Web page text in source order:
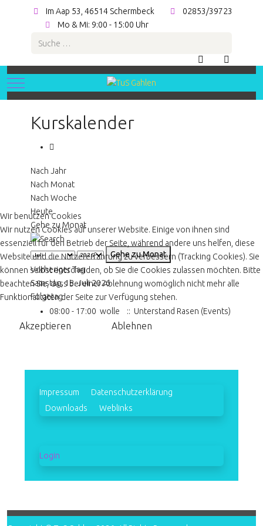
Im Aap 53, 46514 Schermbeck
02853/39723
Mo & Mi: 9:00 - 15:00 Uhr
Suchen
Mobile Menu Toggle
Kurskalender
Nach Jahr
Nach Monat
Nach Woche
Heute
Gehe zu Monat
Gehe zu Monat
Vorheriger Tag
Samstag, 18. Juli 2026
Folgetag
08:00 - 17:00 wolle :: Unterstand Rasen (Events)
Impressum
Datenschutzerklärung
Downloads
Weblinks
Login
Wir benutzen Cookies
Wir nutzen Cookies auf unserer Website. Einige von ihnen sind
essenziell für den Betrieb der Seite, während andere uns helfen, diese
Website und die Nutzererfahrung zu verbessern (Tracking Cookies). Sie
können selbst entscheiden, ob Sie die Cookies zulassen möchten. Bitte
beachten Sie, dass bei einer Ablehnung womöglich nicht mehr alle
Funktionalitäten der Seite zur Verfügung stehen.
Akzeptieren Ablehnen